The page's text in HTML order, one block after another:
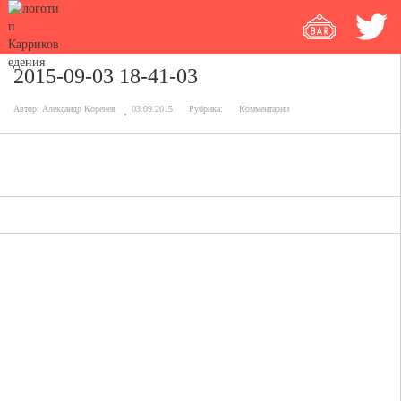
2015-09-03 18-41-03
Автор: Александр Коренев 03.09.2015 Рубрика: Комментарии